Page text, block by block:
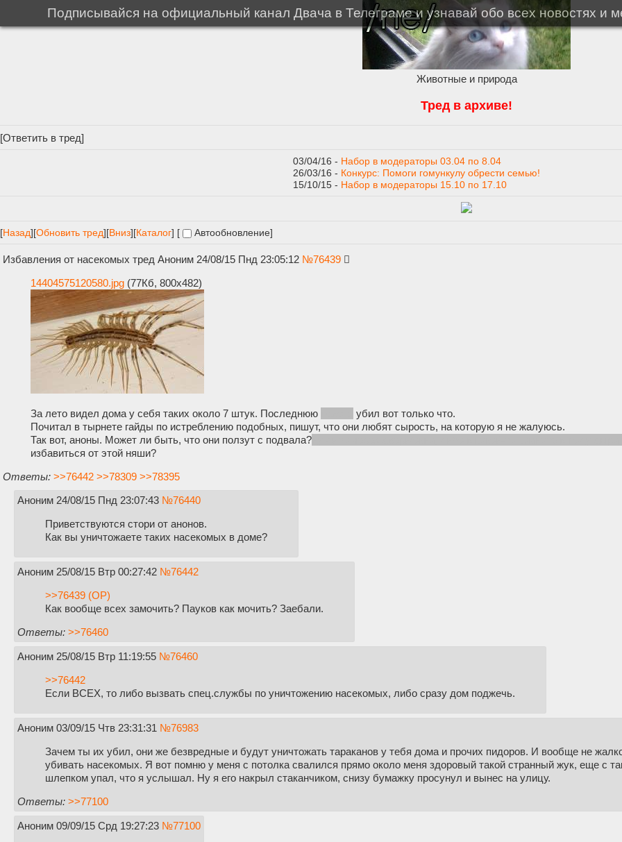
Животные и природа
Тред в архиве!
[Ответить в тред]
03/04/16 - Набор в модераторы 03.04 по 8.04
26/03/16 - Конкурс: Помоги гомункулу обрести семью!
15/10/15 - Набор в модераторы 15.10 по 17.10
[Назад][Обновить тред][Вниз][Каталог] [ Автообновление]
Избавления от насекомых тред Аноним 24/08/15 Пнд 23:05:12 №76439
14404575120580.jpg (77Кб, 800x482)
За лето видел дома у себя таких около 7 штук. Последнюю
убил вот только что.
Почитал в тырнете гайды по истреблению подобных, пишут, что они любят сырость, на которую я не жалуюсь.
Так вот, аноны. Может ли быть, что они ползут с подвала?
избавиться от этой няши?
Ответы: >>76442 >>78309 >>78395
Аноним 24/08/15 Пнд 23:07:43 №76440
Приветствуются стори от анонов.
Как вы уничтожаете таких насекомых в доме?
Аноним 25/08/15 Втр 00:27:42 №76442
>>76439 (OP)
Как вообще всех замочить? Пауков как мочить? Заебали.
Ответы: >>76460
Аноним 25/08/15 Втр 11:19:55 №76460
>>76442
Если ВСЕХ, то либо вызвать спец.службы по уничтожению насекомых, либо сразу дом поджечь.
Аноним 03/09/15 Чтв 23:31:31 №76983
Зачем ты их убил, они же безвредные и будут уничтожать тараканов у тебя дома и прочих пидоров. И вообще не
убивать насекомых. Я вот помню у меня с потолка свалился прямо около меня здоровый такой странный жук, еще с
шлепком упал, что я услышал. Ну я его накрыл стаканчиком, снизу бумажку просунул и вынес на улицу.
Ответы: >>77100
Аноним 09/09/15 Срд 19:27:23 №77100
Подписывайся на официальный канал Двача в Телеграме и узнавай обо всех новостях и